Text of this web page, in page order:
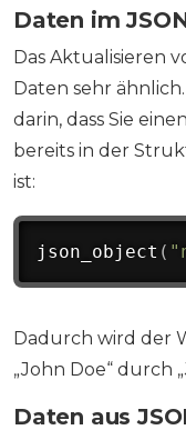
Daten im
Das Aktualisieren
Daten sehr
darin, dass Sie
bereits in der
ist:
json_object (
Dadurch wird der
„John Doe“ durch
Daten aus